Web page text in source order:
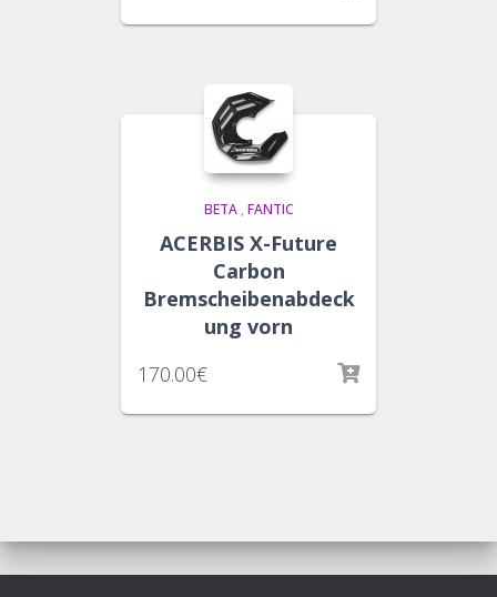
BETA, FANTIC
ACERBIS X-Future
Carbon
Bremscheibenabdeck
ung vorn
170.00€